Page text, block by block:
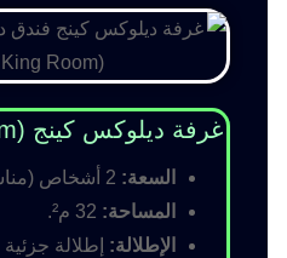
غرفة ديلوكس كينج (Deluxe King Room)
السعة:
المساحة:
الإطلالة: إطلالة